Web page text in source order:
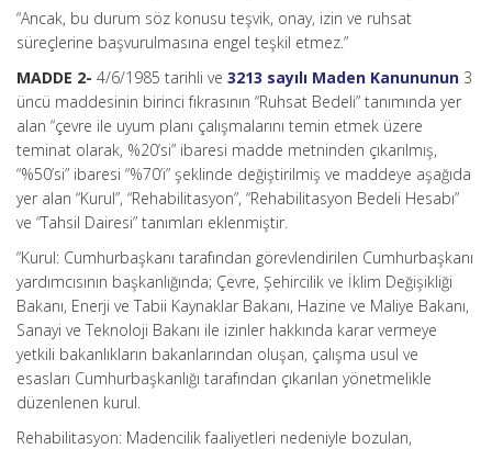
“Ancak, bu durum söz konusu teşvik, onay, izin ve ruhsat
süreçlerine başvurulmasına engel teşkil etmez.”
MADDE 2- 4/6/1985 tarihli ve 3213 sayılı Maden Kanununun 3
üncü maddesinin birinci fıkrasının “Ruhsat Bedeli” tanımında yer
alan “çevre ile uyum planı çalışmalarını temin etmek üzere
teminat olarak, %20’si” ibaresi madde metninden çıkarılmış,
“%50’si” ibaresi “%70’i” şeklinde değiştirilmiş ve maddeye aşağıda
yer alan “Kurul”, “Rehabilitasyon”, “Rehabilitasyon Bedeli Hesabı”
ve “Tahsil Dairesi” tanımları eklenmiştir.
“Kurul: Cumhurbaşkanı tarafından görevlendirilen Cumhurbaşkanı
yardımcısının başkanlığında; Çevre, Şehircilik ve İklim Değişikliği
Bakanı, Enerji ve Tabii Kaynaklar Bakanı, Hazine ve Maliye Bakanı,
Sanayi ve Teknoloji Bakanı ile izinler hakkında karar vermeye
yetkili bakanlıkların bakanlarından oluşan, çalışma usul ve
esasları Cumhurbaşkanlığı tarafından çıkarılan yönetmelikle
düzenlenen kurul.
Rehabilitasyon: Madencilik faaliyetleri nedeniyle bozulan,